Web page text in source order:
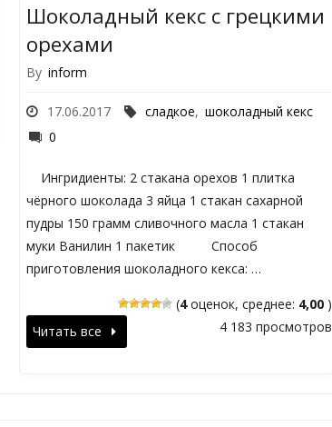
Шоколадный кекс с грецкими
орехами
By inform
17.06.2017 сладкое, шоколадный кекс
0
Ингридиенты: 2 стакана орехов 1 плитка
чёрного шоколада 3 яйца 1 стакан сахарной
пудры 150 грамм сливочного масла 1 стакан
муки Ванилин 1 пакетик Способ
приготовления шоколадного кекса: …
(4оценок, среднее: 4,00)
4 183 просмотров
Читать все